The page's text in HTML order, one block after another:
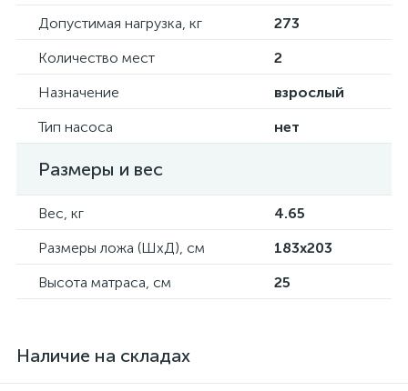
Допустимая нагрузка, кг
273
Количество мест
2
Назначение
взрослый
Тип насоса
нет
Размеры и вес
Вес, кг
4.65
Размеры ложа (ШхД), см
183х203
Высота матраса, см
25
Наличие на складах